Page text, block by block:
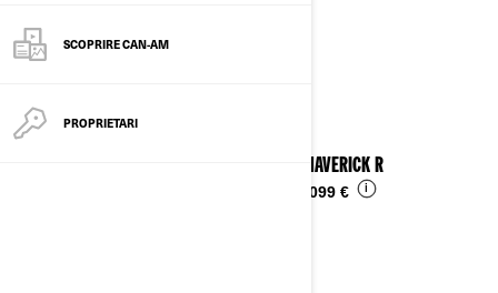
SCOPRIRE CAN-AM
PROPRIETARI
2025 MAVERICK R
53.099 € i